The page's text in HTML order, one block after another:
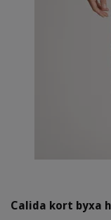
Calida kort byxa